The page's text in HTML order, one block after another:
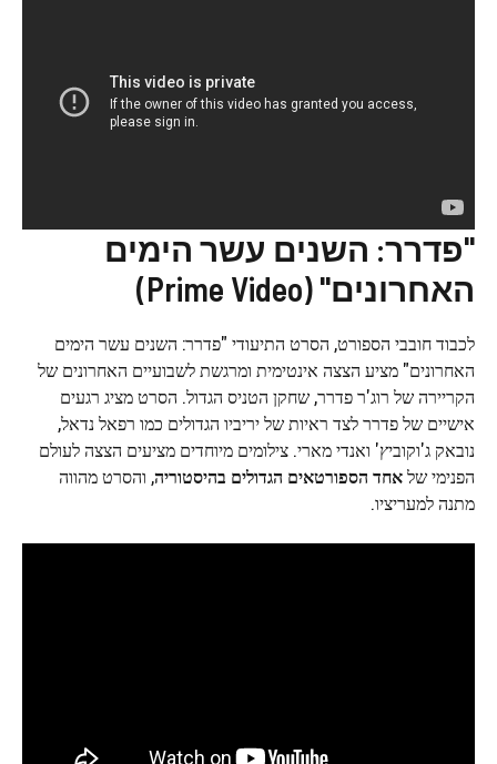
"פדרר: השנים עשר הימים
האחרונים" (Prime Video)
לכבוד חובבי הספורט, הסרט התיעודי "פדרר: השנים עשר הימים
האחרונים" מציע הצצה אינטימית ומרגשת לשבועיים האחרונים של
הקריירה של רוג'ר פדרר, שחקן הטניס הגדול. הסרט מציג רגעים
אישיים של פדרר לצד ראיות של יריביו הגדולים כמו רפאל נדאל,
נובאק ג'וקוביץ' ואנדי מארי. צילומים מיוחדים מציעים הצצה לעולם
הפנימי שלאחד הספורטאים הגדולים בהיסטוריה, והסרט מהווה
מתנה למעריציו.